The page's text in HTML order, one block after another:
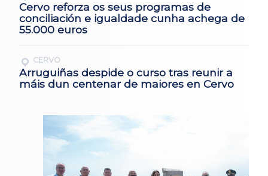
Cervo reforza os seus programas de
conciliación e igualdade cunha achega de
55.000 euros
CERVO
Arruguiñas despide o curso tras reunir a
máis dun centenar de maiores en Cervo